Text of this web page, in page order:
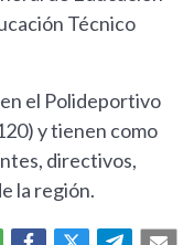
Técnico
el Polideportivo
y tienen como
directivos,
la región.